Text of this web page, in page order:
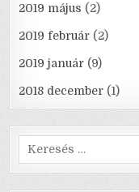
2019 május (2)
2019 február (2)
2019 január (9)
2018 december (1)
Search
for: